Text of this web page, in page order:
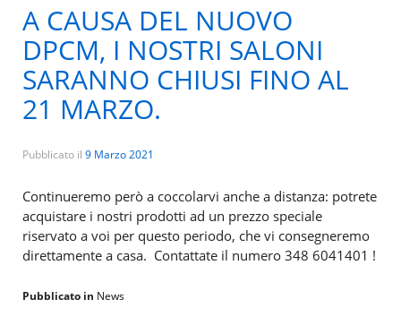
A CAUSA DEL NUOVO
DPCM, I NOSTRI SALONI
SARANNO CHIUSI FINO AL
21 MARZO.
Pubblicato il 9 Marzo 2021
Continueremo però a coccolarvi anche a distanza: potrete
acquistare i nostri prodotti ad un prezzo speciale
riservato a voi per questo periodo, che vi consegneremo
direttamente a casa. Contattate il numero 348 6041401 !
Pubblicato in News